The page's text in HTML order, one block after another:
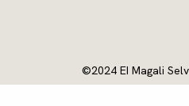
©2024 EI Magali